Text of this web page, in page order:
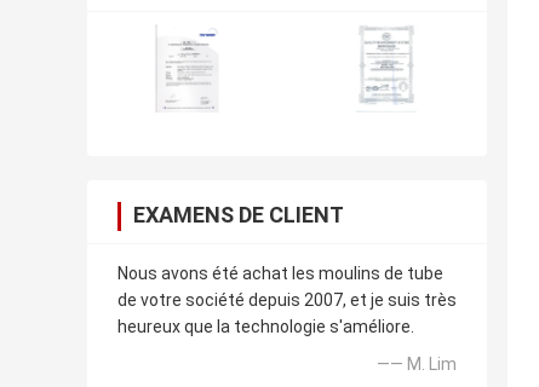
EXAMENS DE CLIENT
Nous avons été achat les moulins de tube
de votre société depuis 2007, et je suis très
heureux que la technologie s'améliore.
—— M. Lim